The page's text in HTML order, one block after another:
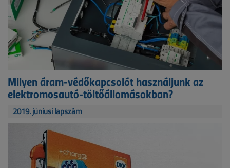
Milyen áram-védőkapcsolót használjunk az
elektromosautó-töltőállomásokban?
2019. júniusi lapszám